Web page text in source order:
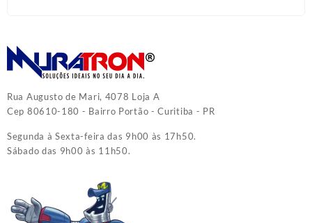
Rua Augusto de Mari, 4078 Loja A
Cep 80610-180 - Bairro Portão - Curitiba - PR
Segunda à Sexta-feira das 9h00 às 17h50.
Sábado das 9h00 às 11h50.